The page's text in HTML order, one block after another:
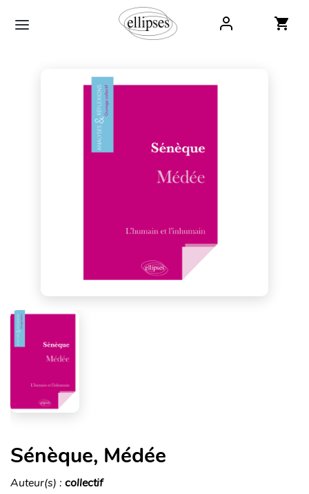
Sénèque, Médée
Auteur(s) : collectif